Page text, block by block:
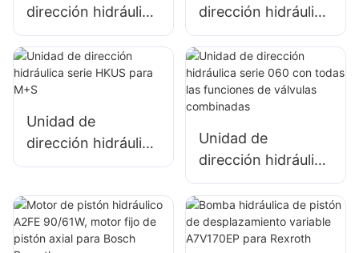
dirección hidráulica
Eaton serie 101
para tractor
dirección hidráulica
OSPC serie LS con
orificio LS para
Danfoss
Unidad de
dirección hidráulica
serie HKUS para
Unidad de
dirección hidráulica
serie 060 con
todas las funciones
de válvulas
combinadas